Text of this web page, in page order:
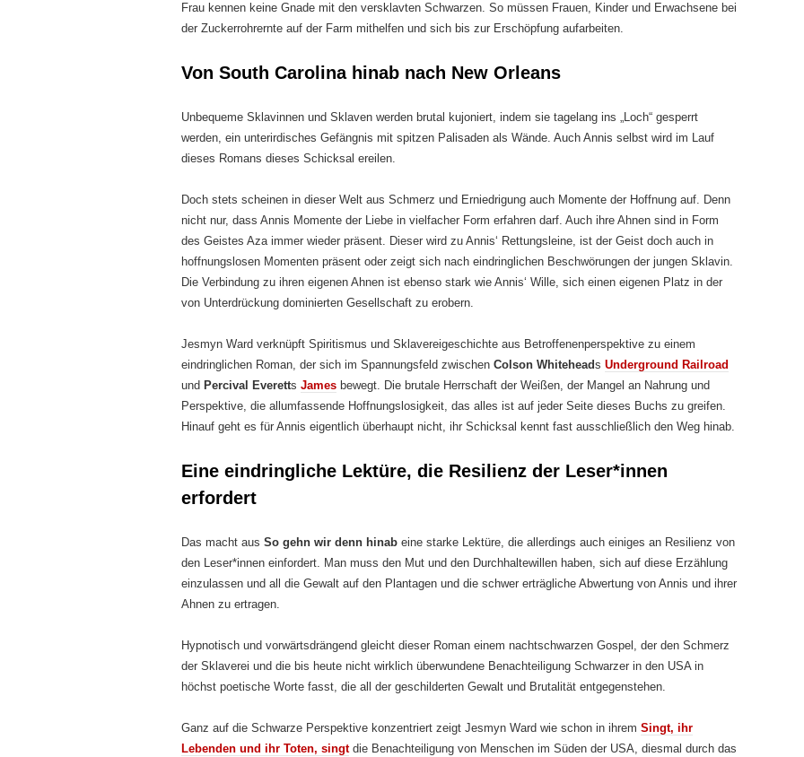
Frau kennen keine Gnade mit den versklavten Schwarzen. So müssen Frauen, Kinder und Erwachsene bei
der Zuckerrohrernte auf der Farm mithelfen und sich bis zur Erschöpfung aufarbeiten.
Von South Carolina hinab nach New Orleans
Unbequeme Sklavinnen und Sklaven werden brutal kujoniert, indem sie tagelang ins „Loch“ gesperrt
werden, ein unterirdisches Gefängnis mit spitzen Palisaden als Wände. Auch Annis selbst wird im Lauf
dieses Romans dieses Schicksal ereilen.
Doch stets scheinen in dieser Welt aus Schmerz und Erniedrigung auch Momente der Hoffnung auf. Denn
nicht nur, dass Annis Momente der Liebe in vielfacher Form erfahren darf. Auch ihre Ahnen sind in Form
des Geistes Aza immer wieder präsent. Dieser wird zu Annis‘ Rettungsleine, ist der Geist doch auch in
hoffnungslosen Momenten präsent oder zeigt sich nach eindringlichen Beschwörungen der jungen Sklavin.
Die Verbindung zu ihren eigenen Ahnen ist ebenso stark wie Annis‘ Wille, sich einen eigenen Platz in der
von Unterdrückung dominierten Gesellschaft zu erobern.
Jesmyn Ward verknüpft Spiritismus und Sklavereigeschichte aus Betroffenenperspektive zu einem
eindringlichen Roman, der sich im Spannungsfeld zwischen Colson Whiteheads Underground Railroad
und Percival Everetts James bewegt. Die brutale Herrschaft der Weißen, der Mangel an Nahrung und
Perspektive, die allumfassende Hoffnungslosigkeit, das alles ist auf jeder Seite dieses Buchs zu greifen.
Hinauf geht es für Annis eigentlich überhaupt nicht, ihr Schicksal kennt fast ausschließlich den Weg hinab.
Eine eindringliche Lektüre, die Resilienz der Leser*innen
erfordert
Das macht aus So gehn wir denn hinab eine starke Lektüre, die allerdings auch einiges an Resilienz von
den Leser*innen einfordert. Man muss den Mut und den Durchhaltewillen haben, sich auf diese Erzählung
einzulassen und all die Gewalt auf den Plantagen und die schwer erträgliche Abwertung von Annis und ihrer
Ahnen zu ertragen.
Hypnotisch und vorwärtsdrängend gleicht dieser Roman einem nachtschwarzen Gospel, der den Schmerz
der Sklaverei und die bis heute nicht wirklich überwundene Benachteiligung Schwarzer in den USA in
höchst poetische Worte fasst, die all der geschilderten Gewalt und Brutalität entgegenstehen.
Ganz auf die Schwarze Perspektive konzentriert zeigt Jesmyn Ward wie schon in ihrem Singt, ihr
Lebenden und ihr Toten, singtdie Benachteiligung von Menschen im Süden der USA, diesmal durch das